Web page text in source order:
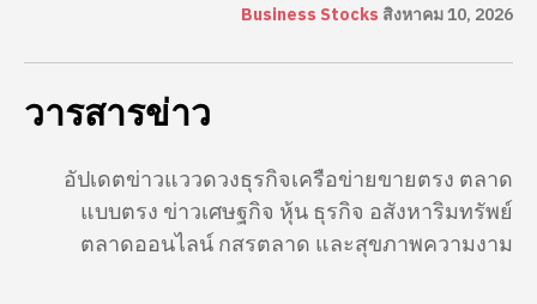
Business Stocks สิงหาคม 10, 2026
วารสารข่าว
อัปเดตข่าวแววดวงธุรกิจเครือข่ายขายตรง ตลาด
แบบตรง ข่าวเศษฐกิจ หุ้น ธุรกิจ อสังหาริมทรัพย์
ตลาดออนไลน์ กสรตลาด และสุขภาพความงาม